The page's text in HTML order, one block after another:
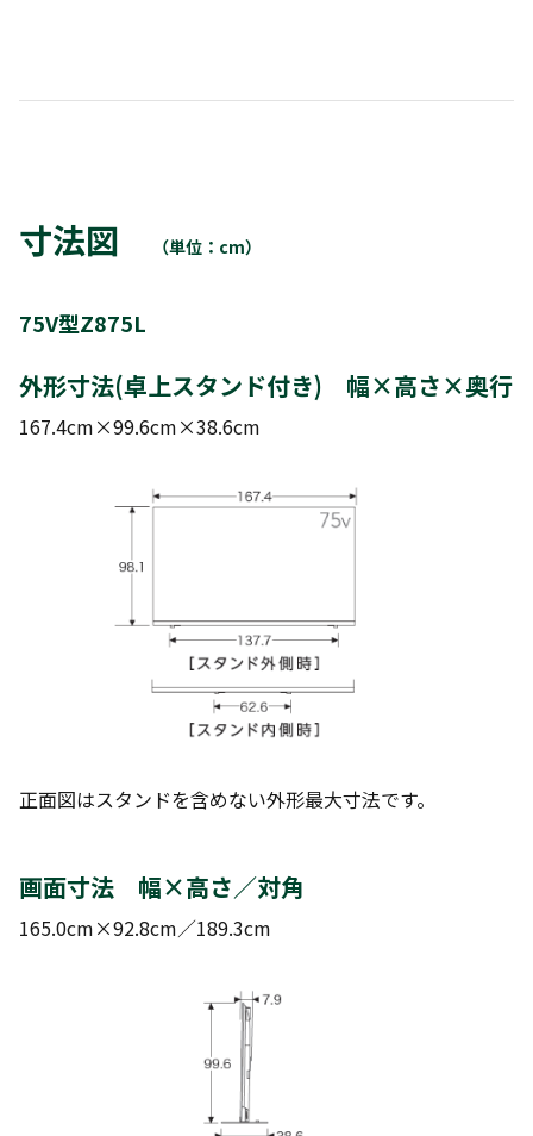
寸法図 （単位：cm）
75V型Z875L
外形寸法(卓上スタンド付き) 幅×高さ×奥行
167.4cm×99.6cm×38.6cm
正面図はスタンドを含めない外形最大寸法です。
画面寸法 幅×高さ／対角
165.0cm×92.8cm／189.3cm